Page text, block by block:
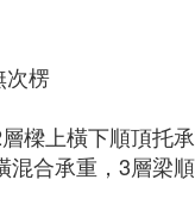
次楞
樑上橫下順頂托
合承重，3層梁